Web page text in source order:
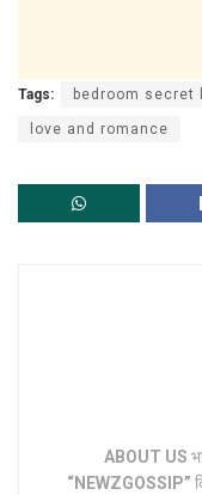
Tags: bedroom secret
love and romance
ABOUT US
“NEWZGOSSIP”